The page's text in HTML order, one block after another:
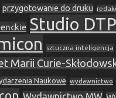
przygotowanie do druku
Studio DTP
sztuczna inteligencja
Marii Curie-
Naukowe wydawnictwo